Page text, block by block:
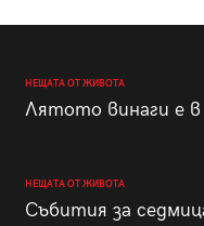
НЕЩАТА ОТ ЖИВОТА
Лятото винаги е в
НЕЩАТА ОТ ЖИВОТА
Събития за